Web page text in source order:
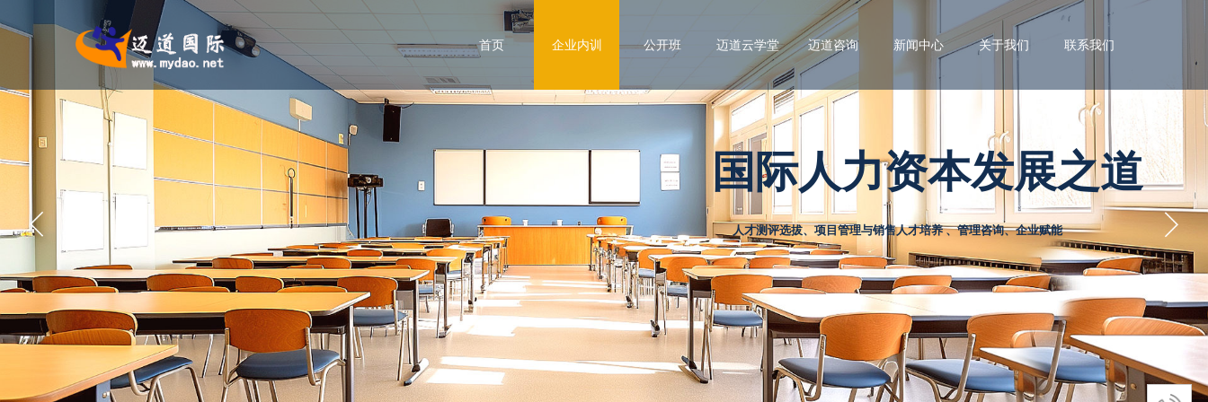
首页 企业内训 公开班 迈道云学堂 迈道咨询 新闻中心 关于我们 联系我们
国际人力资本发展之道
人才测评选拔、项目管理与销售人才培养 、管理咨询、企业赋能